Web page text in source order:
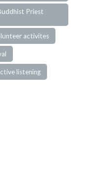
Priest
activites
listening